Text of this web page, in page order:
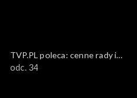
TVP.PL poleca: cenne rady i
ciekawostki
odc. 34